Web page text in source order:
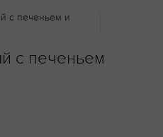
с печеньем и
с печеньем